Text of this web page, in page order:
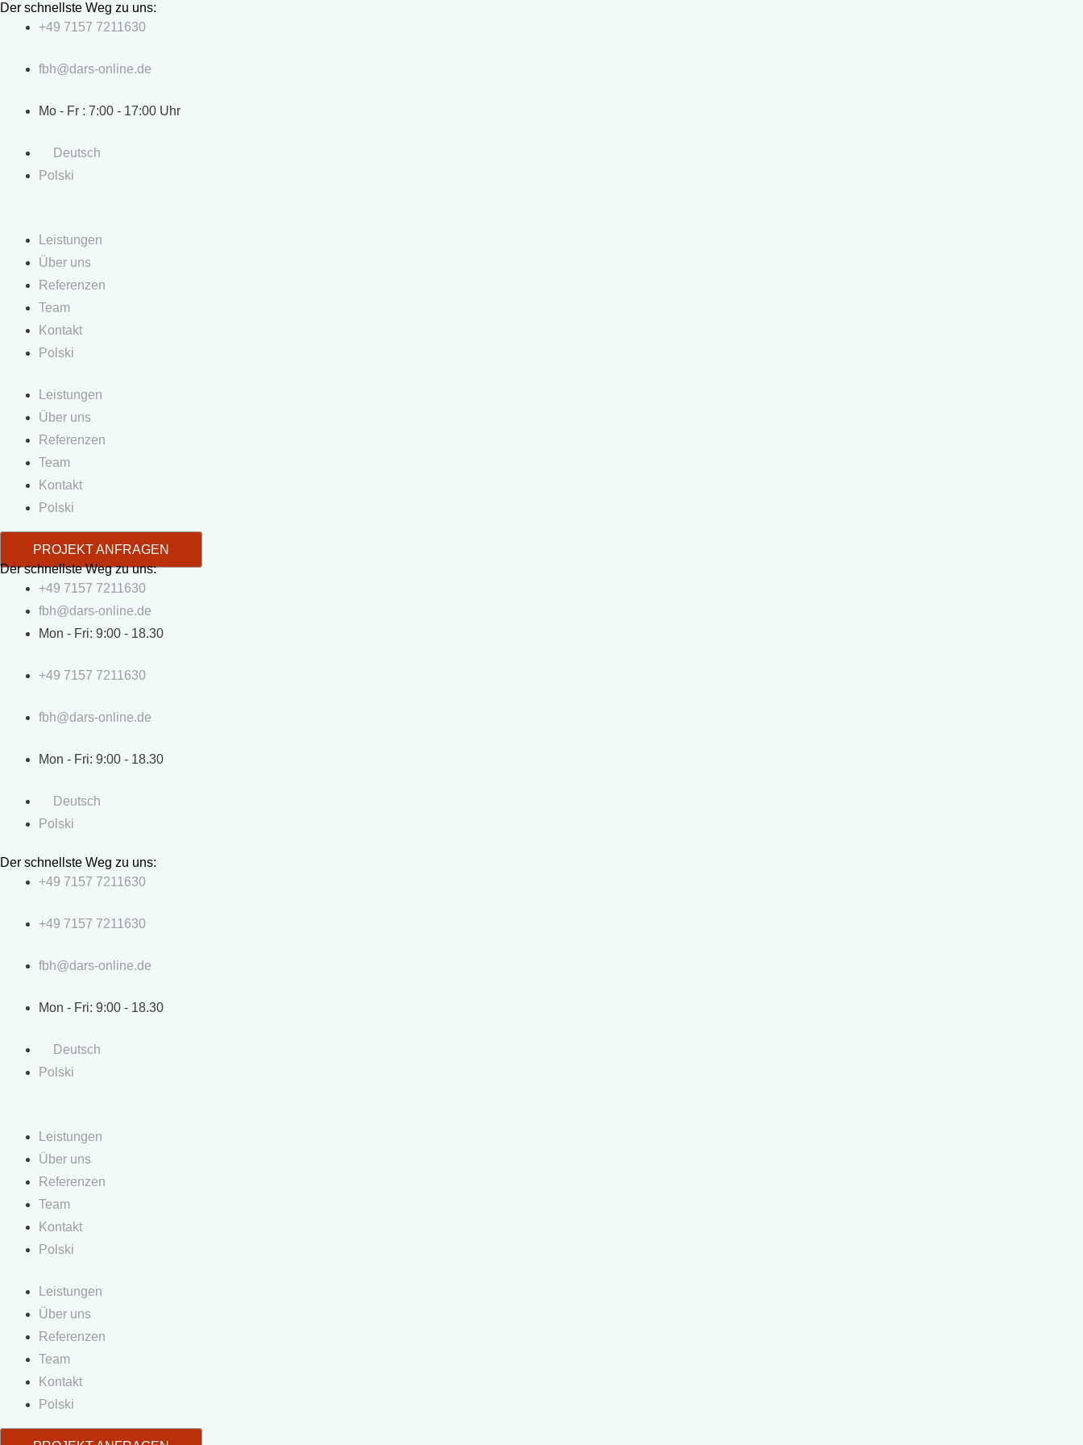
Zum
Inhalt
Der schnellste Weg zu uns:
+49 7157 7211630
fbh@dars-online.de
Mo - Fr : 7:00 - 17:00 Uhr
Deutsch
Polski
Leistungen
Über uns
Referenzen
Team
Kontakt
Polski
Leistungen
Über uns
Referenzen
Team
Kontakt
Polski
PROJEKT ANFRAGEN
Der schnellste Weg zu uns:
+49 7157 7211630
fbh@dars-online.de
Mon - Fri: 9:00 - 18.30
+49 7157 7211630
fbh@dars-online.de
Mon - Fri: 9:00 - 18.30
Deutsch
Polski
Der schnellste Weg zu uns:
+49 7157 7211630
+49 7157 7211630
fbh@dars-online.de
Mon - Fri: 9:00 - 18.30
Deutsch
Polski
Leistungen
Über uns
Referenzen
Team
Kontakt
Polski
Leistungen
Über uns
Referenzen
Team
Kontakt
Polski